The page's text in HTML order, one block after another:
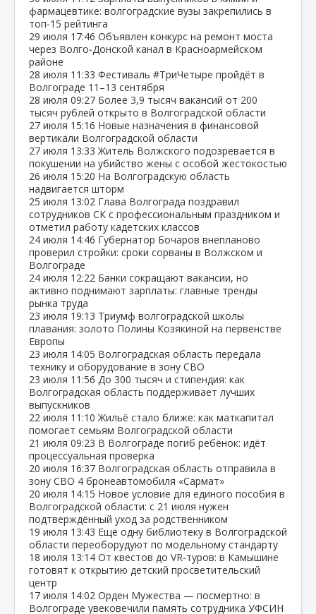
фармацевтике: волгоградские вузы закрепились в
топ‑15 рейтинга
29 июля 17:46 Объявлен конкурс на ремонт моста
через Волго‑Донской канал в Красноармейском
районе
28 июля 11:33 Фестиваль #ТриЧетыре пройдёт в
Волгограде 11–13 сентября
28 июля 09:27 Более 3,9 тысяч вакансий от 200
тысяч рублей открыто в Волгоградской области
27 июля 15:16 Новые назначения в финансовой
вертикали Волгоградской области
27 июля 13:33 Житель Волжского подозревается в
покушении на убийство жены с особой жестокостью
26 июля 15:20 На Волгоградскую область
надвигается шторм
25 июля 13:02 Глава Волгограда поздравил
сотрудников СК с профессиональным праздником и
отметил работу кадетских классов
24 июля 14:46 Губернатор Бочаров внепланово
проверил стройки: сроки сорваны в Волжском и
Волгограде
24 июля 12:22 Банки сокращают вакансии, но
активно поднимают зарплаты: главные тренды
рынка труда
23 июля 19:13 Триумф волгоградской школы
плавания: золото Полины Козякиной на первенстве
Европы
23 июля 14:05 Волгоградская область передала
технику и оборудование в зону СВО
23 июля 11:56 До 300 тысяч и стипендия: как
Волгоградская область поддерживает лучших
выпускников
22 июля 11:10 Жильё стало ближе: как маткапитал
помогает семьям Волгоградской области
21 июля 09:23 В Волгограде погиб ребёнок: идёт
процессуальная проверка
20 июля 16:37 Волгоградская область отправила в
зону СВО 4 бронеавтомобиля «Сармат»
20 июля 14:15 Новое условие для единого пособия в
Волгоградской области: с 21 июля нужен
подтверждённый уход за родственником
19 июля 13:43 Ещё одну библиотеку в Волгоградской
области переоборудуют по модельному стандарту
18 июля 13:14 От квестов до VR‑туров: в Камышине
готовят к открытию детский просветительский
центр
17 июля 14:02 Орден Мужества — посмертно: в
Волгограде увековечили память сотрудника УФСИН